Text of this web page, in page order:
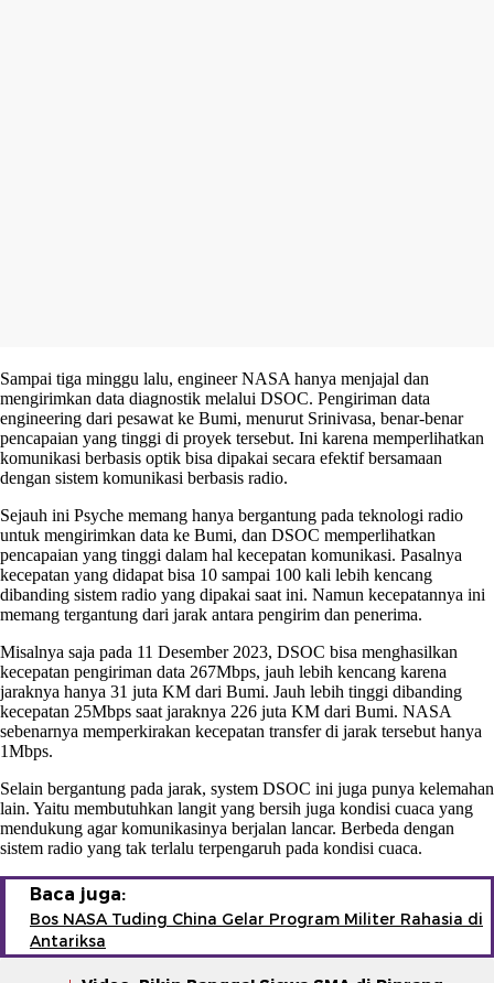
Sampai tiga minggu lalu, engineer NASA hanya menjajal dan
mengirimkan data diagnostik melalui DSOC. Pengiriman data
engineering dari pesawat ke Bumi, menurut Srinivasa, benar-benar
pencapaian yang tinggi di proyek tersebut. Ini karena memperlihatkan
komunikasi berbasis optik bisa dipakai secara efektif bersamaan
dengan sistem komunikasi berbasis radio.
Sejauh ini Psyche memang hanya bergantung pada teknologi radio
untuk mengirimkan data ke Bumi, dan DSOC memperlihatkan
pencapaian yang tinggi dalam hal kecepatan komunikasi. Pasalnya
kecepatan yang didapat bisa 10 sampai 100 kali lebih kencang
dibanding sistem radio yang dipakai saat ini. Namun kecepatannya ini
memang tergantung dari jarak antara pengirim dan penerima.
Misalnya saja pada 11 Desember 2023, DSOC bisa menghasilkan
kecepatan pengiriman data 267Mbps, jauh lebih kencang karena
jaraknya hanya 31 juta KM dari Bumi. Jauh lebih tinggi dibanding
kecepatan 25Mbps saat jaraknya 226 juta KM dari Bumi. NASA
sebenarnya memperkirakan kecepatan transfer di jarak tersebut hanya
1Mbps.
Selain bergantung pada jarak, system DSOC ini juga punya kelemahan
lain. Yaitu membutuhkan langit yang bersih juga kondisi cuaca yang
mendukung agar komunikasinya berjalan lancar. Berbeda dengan
sistem radio yang tak terlalu terpengaruh pada kondisi cuaca.
Baca juga:
Bos NASA Tuding China Gelar Program Militer Rahasia di
Antariksa